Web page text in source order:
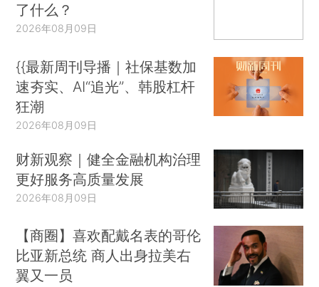
了什么？
2026年08月09日
{{最新周刊导播｜社保基数加
速夯实、AI“追光”、韩股杠杆
狂潮
2026年08月09日
财新观察｜健全金融机构治理
更好服务高质量发展
2026年08月09日
【商圈】喜欢配戴名表的哥伦
比亚新总统 商人出身拉美右
翼又一员